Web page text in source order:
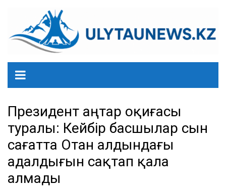
содержанию
Президент Қаңтар оқиғасы
туралы: Кейбір басшылар сын
сағатта Отан алдындағы
адалдығын сақтап қала
алмады